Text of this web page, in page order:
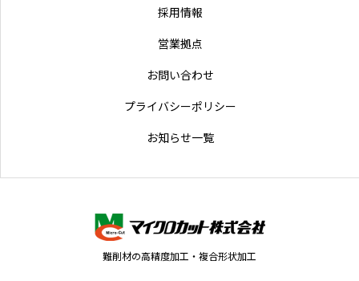
採用情報
営業拠点
お問い合わせ
プライバシーポリシー
お知らせ一覧
難削材の高精度加工・複合形状加工